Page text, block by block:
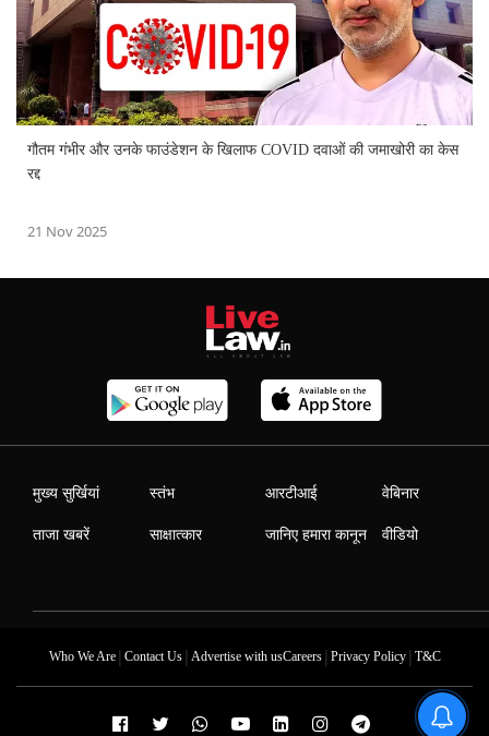
गौतम गंभीर और उनके फाउंडेशन के खिलाफ COVID दवाओं की जमाखोरी का केस
रद्द
21 Nov 2025
मुख्य सुर्खियां
ताजा खबरें
स्तंभ
साक्षात्कार
आरटीआई
जानिए हमारा कानून
वेबिनार
वीडियो
Who We Are| Contact Us| Advertise with usCareers| Privacy Policy| T&C